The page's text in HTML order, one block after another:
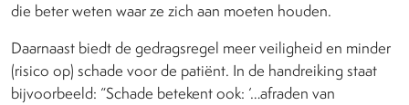
die beter weten waar ze zich aan moeten houden.
Daarnaast biedt de gedragsregel meer veiligheid en minder
(risico op) schade voor de patiënt. In de handreiking staat
bijvoorbeeld: “Schade betekent ook: ‘…afraden van